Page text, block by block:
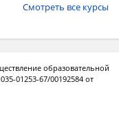
Смотреть все курсы
образовательной
01253-67/00192584 от